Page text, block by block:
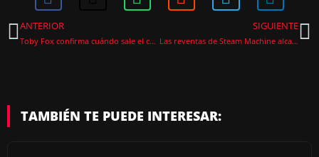
ANTERIOR
Toby Fox confirma cuándo sale el capítulo 6 de Deltarune
SIGUIENTE
Las reventas de Steam Machine alcanzan precios de escándalo antes de salir a la venta
TAMBIÉN TE PUEDE INTERESAR: